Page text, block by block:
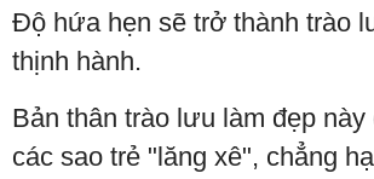
Độ hứa hẹn sẽ trở thành trào
thịnh hành.
Bản thân trào lưu làm đẹp
các sao trẻ "lăng xê", chẳng